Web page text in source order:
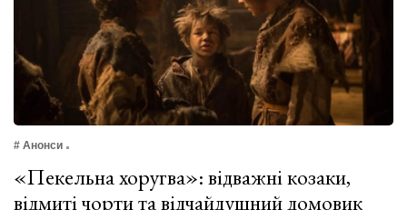
# Анонси
«Пекельна хоругва»: відважні козаки,
відмиті чорти та відчайдушний домовик